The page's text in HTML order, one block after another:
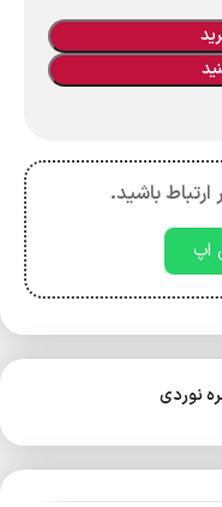
ارتباط باشید.
اپ
نوردی